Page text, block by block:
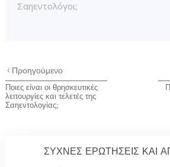
Σαηεντολόγοι;
Προηγούμενο
Ποιες είναι οι θρησκευτικές
λειτουργίες και τελετές της
Σαηεντολογίας;
ΣΥΧΝΕΣ ΕΡΩΤΗΣΕΙΣ ΚΑΙ